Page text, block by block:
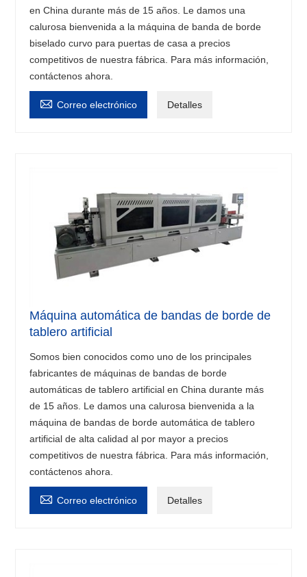
en China durante más de 15 años. Le damos una
calurosa bienvenida a la máquina de banda de borde
biselado curvo para puertas de casa a precios
competitivos de nuestra fábrica. Para más información,
contáctenos ahora.
 Correo electrónico Detalles
Máquina automática de bandas de borde de
tablero artificial
Somos bien conocidos como uno de los principales
fabricantes de máquinas de bandas de borde
automáticas de tablero artificial en China durante más
de 15 años. Le damos una calurosa bienvenida a la
máquina de bandas de borde automática de tablero
artificial de alta calidad al por mayor a precios
competitivos de nuestra fábrica. Para más información,
contáctenos ahora.
 Correo electrónico Detalles